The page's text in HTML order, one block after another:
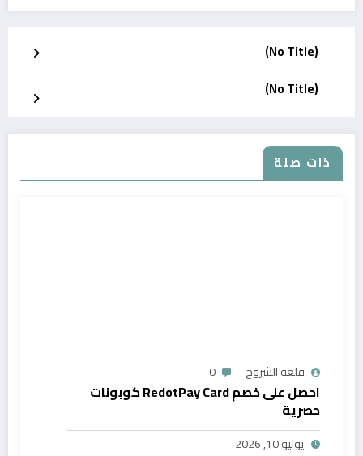
(No Title)
(No Title)
ذات صلة
قلعة الشروح 0
احصل على خصم RedotPay Card كوبونات
حصرية
يوليو 10, 2026